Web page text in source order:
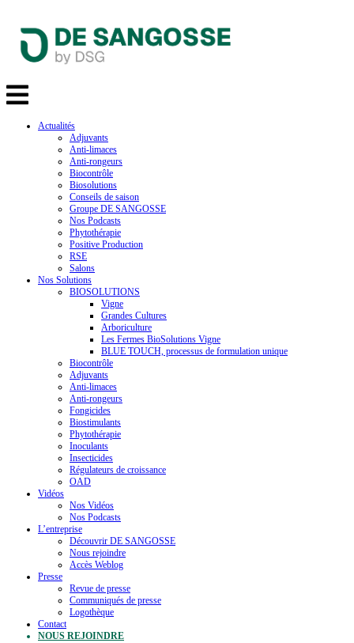
Actualités
Adjuvants
Anti-limaces
Anti-rongeurs
Biocontrôle
Biosolutions
Conseils de saison
Groupe DE SANGOSSE
Nos Podcasts
Phytothérapie
Positive Production
RSE
Salons
Nos Solutions
BIOSOLUTIONS
Vigne
Grandes Cultures
Arboriculture
Les Fermes BioSolutions Vigne
BLUE TOUCH, processus de formulation unique
Biocontrôle
Adjuvants
Anti-limaces
Anti-rongeurs
Fongicides
Biostimulants
Phytothérapie
Inoculants
Insecticides
Régulateurs de croissance
OAD
Vidéos
Nos Vidéos
Nos Podcasts
L’entreprise
Découvrir DE SANGOSSE
Nous rejoindre
Accès Weblog
Presse
Revue de presse
Communiqués de presse
Logothèque
Contact
NOUS REJOINDRE